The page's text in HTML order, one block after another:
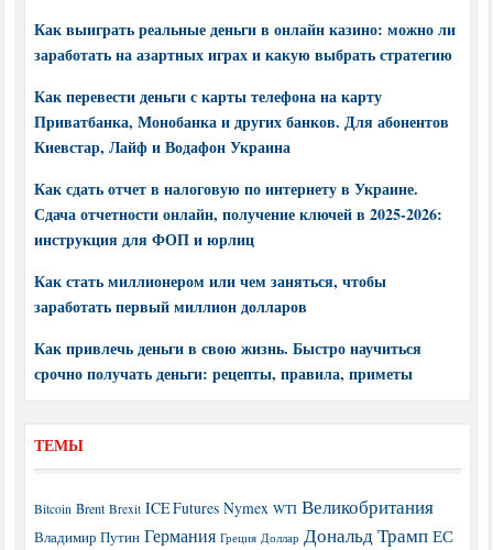
Как выиграть реальные деньги в онлайн казино: можно ли
заработать на азартных играх и какую выбрать стратегию
Как перевести деньги с карты телефона на карту
Приватбанка, Монобанка и других банков. Для абонентов
Киевстар, Лайф и Водафон Украина
Как сдать отчет в налоговую по интернету в Украине.
Сдача отчетности онлайн, получение ключей в 2025-2026:
инструкция для ФОП и юрлиц
Как стать миллионером или чем заняться, чтобы
заработать первый миллион долларов
Как привлечь деньги в свою жизнь. Быстро научиться
срочно получать деньги: рецепты, правила, приметы
ТЕМЫ
Bitcoin Brent Brexit ICE Futures Nymex WTI Великобритания
Владимир Путин Германия Греция Доллар Дональд Трамп ЕС